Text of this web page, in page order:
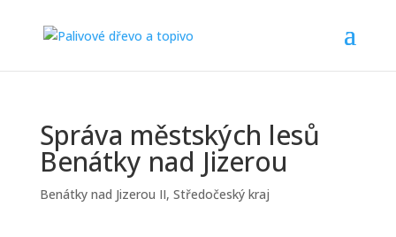
Správa městských lesů
Benátky nad Jizerou
Benátky nad Jizerou II, Středočeský kraj